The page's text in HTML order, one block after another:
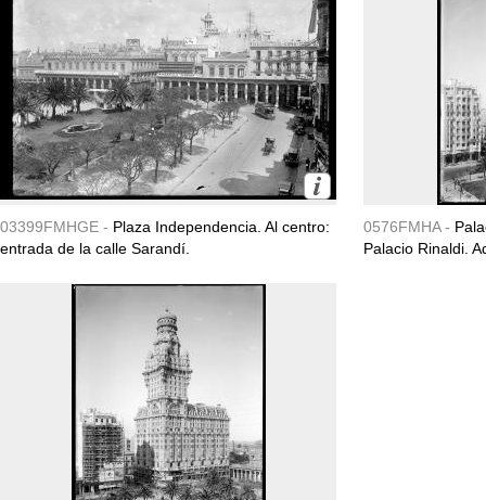
03399FMHGE - Plaza Independencia. Al centro:
entrada de la calle Sarandí.
0576FMHA -
Palacio Rinaldi.